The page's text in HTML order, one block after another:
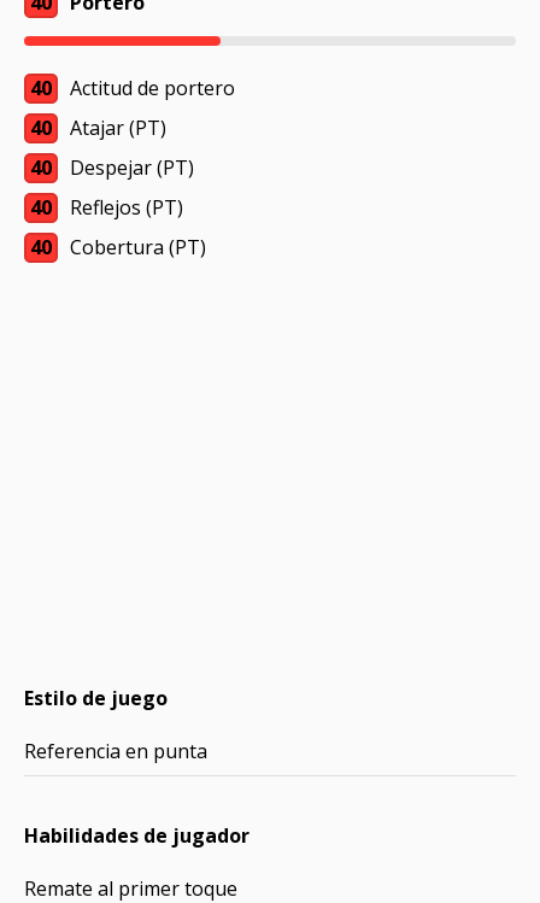
40
Actitud de portero
40
Atajar (PT)
40
Despejar (PT)
40
Reflejos (PT)
40
Cobertura (PT)
Estilo de juego
Referencia en punta
Habilidades de jugador
Remate al primer toque